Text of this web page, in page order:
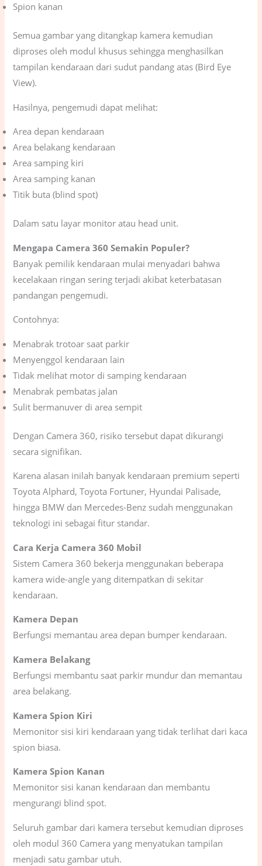
Spion kanan
Semua gambar yang ditangkap kamera kemudian
diproses oleh modul khusus sehingga menghasilkan
tampilan kendaraan dari sudut pandang atas (Bird Eye
View).
Hasilnya, pengemudi dapat melihat:
Area depan kendaraan
Area belakang kendaraan
Area samping kiri
Area samping kanan
Titik buta (blind spot)
Dalam satu layar monitor atau head unit.
Mengapa Camera 360 Semakin Populer?
Banyak pemilik kendaraan mulai menyadari bahwa
kecelakaan ringan sering terjadi akibat keterbatasan
pandangan pengemudi.
Contohnya:
Menabrak trotoar saat parkir
Menyenggol kendaraan lain
Tidak melihat motor di samping kendaraan
Menabrak pembatas jalan
Sulit bermanuver di area sempit
Dengan Camera 360, risiko tersebut dapat dikurangi
secara signifikan.
Karena alasan inilah banyak kendaraan premium seperti
Toyota Alphard, Toyota Fortuner, Hyundai Palisade,
hingga BMW dan Mercedes-Benz sudah menggunakan
teknologi ini sebagai fitur standar.
Cara Kerja Camera 360 Mobil
Sistem Camera 360 bekerja menggunakan beberapa
kamera wide-angle yang ditempatkan di sekitar
kendaraan.
Kamera Depan
Berfungsi memantau area depan bumper kendaraan.
Kamera Belakang
Berfungsi membantu saat parkir mundur dan memantau
area belakang.
Kamera Spion Kiri
Memonitor sisi kiri kendaraan yang tidak terlihat dari kaca
spion biasa.
Kamera Spion Kanan
Memonitor sisi kanan kendaraan dan membantu
mengurangi blind spot.
Seluruh gambar dari kamera tersebut kemudian diproses
oleh modul 360 Camera yang menyatukan tampilan
menjadi satu gambar utuh.